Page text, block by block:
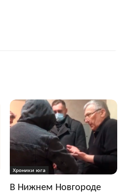
Хроники юга
В Нижнем Новгороде